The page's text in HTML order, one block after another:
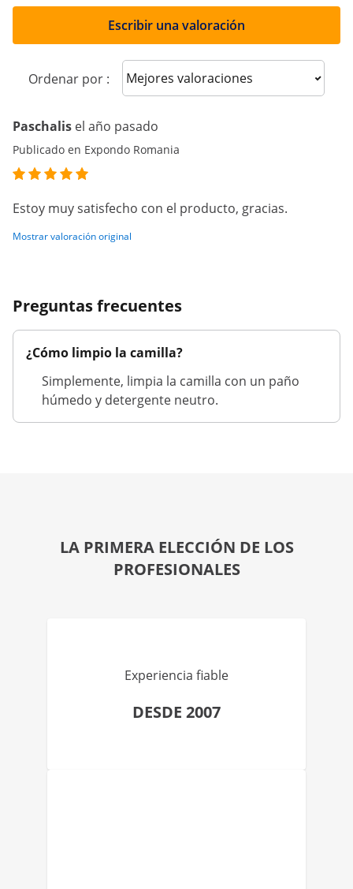
Escribir una valoración
Ordenar por : Sort reviews
Paschalis el año pasado
Publicado en Expondo Romania
Estoy muy satisfecho con el producto, gracias.
Mostrar valoración original
Preguntas frecuentes
¿Cómo limpio la camilla?
Simplemente, limpia la camilla con un paño
húmedo y detergente neutro.
LA PRIMERA ELECCIÓN DE LOS
PROFESIONALES
Experiencia fiable
DESDE 2007